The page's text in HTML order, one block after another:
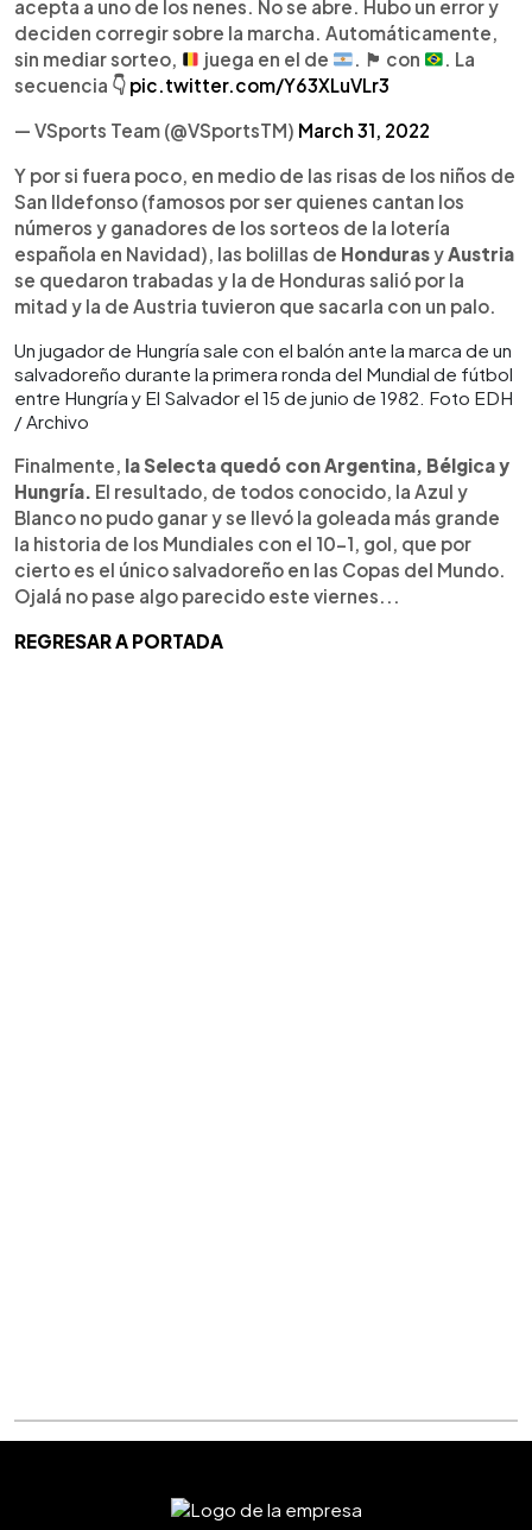
acepta a uno de los nenes. No se abre. Hubo un error y
deciden corregir sobre la marcha. Automáticamente,
sin mediar sorteo,
juega en el de . 🏴󠁧󠁢󠁳󠁣󠁴󠁿 con
. La
secuencia 👇 pic.twitter.com/Y63XLuVLr3
— VSports Team (@VSportsTM) March 31, 2022
Y por si fuera poco, en medio de las risas de los niños de
San Ildefonso (famosos por ser quienes cantan los
números y ganadores de los sorteos de la lotería
española en Navidad), las bolillas de HondurasyAustria
se quedaron trabadas y la de Honduras salió por la
mitad y la de Austria tuvieron que sacarla con un palo.
Un jugador de Hungría sale con el balón ante la marca de un
salvadoreño durante la primera ronda del Mundial de fútbol
entre Hungría y El Salvador el 15 de junio de 1982. Foto EDH
/ Archivo
Finalmente, la Selecta quedó con Argentina, Bélgica y
Hungría. El resultado, de todos conocido, la Azul y
Blanco no pudo ganar y se llevó la goleada más grande
la historia de los Mundiales con el 10-1, gol, que por
cierto es el único salvadoreño en las Copas del Mundo.
Ojalá no pase algo parecido este viernes...
REGRESAR A PORTADA